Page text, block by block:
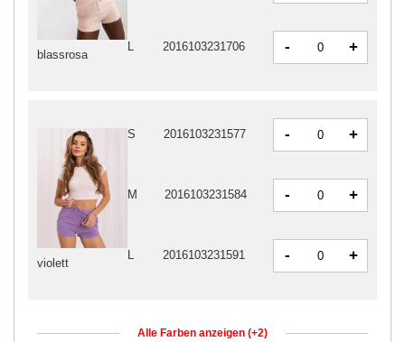
blassrosa
L 2016103231706 - +
violett
S 2016103231577 - +
M 2016103231584 - +
L 2016103231591 - +
Alle Farben anzeigen (+2)